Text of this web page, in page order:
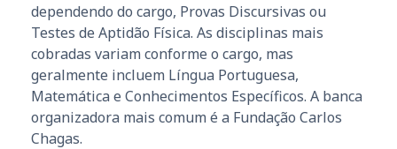
dependendo do cargo, Provas Discursivas ou
Testes de Aptidão Física. As disciplinas mais
cobradas variam conforme o cargo, mas
geralmente incluem Língua Portuguesa,
Matemática e Conhecimentos Específicos. A banca
organizadora mais comum é a Fundação Carlos
Chagas.